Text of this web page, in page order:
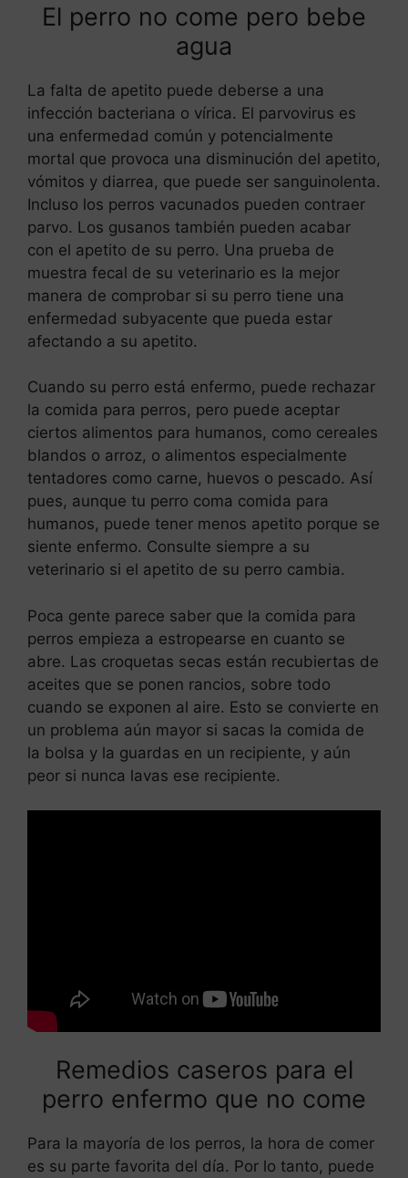
El perro no come pero bebe
agua
La falta de apetito puede deberse a una
infección bacteriana o vírica. El parvovirus es
una enfermedad común y potencialmente
mortal que provoca una disminución del apetito,
vómitos y diarrea, que puede ser sanguinolenta.
Incluso los perros vacunados pueden contraer
parvo. Los gusanos también pueden acabar
con el apetito de su perro. Una prueba de
muestra fecal de su veterinario es la mejor
manera de comprobar si su perro tiene una
enfermedad subyacente que pueda estar
afectando a su apetito.
Cuando su perro está enfermo, puede rechazar
la comida para perros, pero puede aceptar
ciertos alimentos para humanos, como cereales
blandos o arroz, o alimentos especialmente
tentadores como carne, huevos o pescado. Así
pues, aunque tu perro coma comida para
humanos, puede tener menos apetito porque se
siente enfermo. Consulte siempre a su
veterinario si el apetito de su perro cambia.
Poca gente parece saber que la comida para
perros empieza a estropearse en cuanto se
abre. Las croquetas secas están recubiertas de
aceites que se ponen rancios, sobre todo
cuando se exponen al aire. Esto se convierte en
un problema aún mayor si sacas la comida de
la bolsa y la guardas en un recipiente, y aún
peor si nunca lavas ese recipiente.
Remedios caseros para el
perro enfermo que no come
Para la mayoría de los perros, la hora de comer
es su parte favorita del día. Por lo tanto, puede